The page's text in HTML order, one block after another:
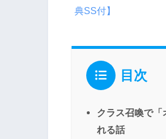
典SS付】
目次
クラス召喚で「
れる話